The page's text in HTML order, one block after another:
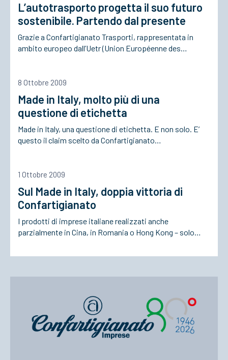
L’autotrasporto progetta il suo futuro
sostenibile. Partendo dal presente
Grazie a Confartigianato Trasporti, rappresentata in
ambito europeo dall’Uetr (Union Européenne des…
8 Ottobre 2009
Made in Italy, molto più di una
questione di etichetta
Made in Italy, una questione di etichetta. E non solo. E’
questo il claim scelto da Confartigianato…
1 Ottobre 2009
Sul Made in Italy, doppia vittoria di
Confartigianato
I prodotti di imprese italiane realizzati anche
parzialmente in Cina, in Romania o Hong Kong – solo…